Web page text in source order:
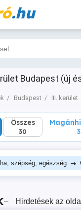
.hu
Budapest (új
Budapest III. kerület
Összes
30
Összes
30
szépség, egészség →
– Hirdetések az